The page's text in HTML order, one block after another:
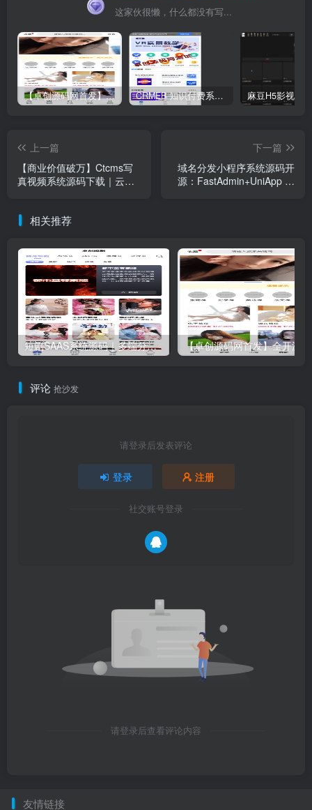
这家伙很懒，什么都没有写...
【卓创源码网首发】全开源视频打赏系统源码｜双模板+代理分站+易支付对接｜API全面修复｜站长盈利利器！​ CRMEB 知识付费系统源码 v1.4.4
上一篇
【商业价值破万】Ctcms写
真视频系统源码下载｜云转
下一篇
域名分发小程序系统源码开
源：FastAdmin+UniApp 技
相关推荐
短剧SAAS系统源码｜多端分销+云存储+多租户架构
评论 抢沙发
请登录后发表评论
登录 注册
社交账号登录
请登录后查看评论内容
友情链接